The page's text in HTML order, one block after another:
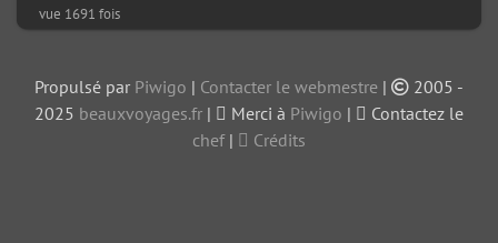
vue 1691 fois
Propulsé par Piwigo | Contacter le webmestre |
2005 -
2025 beauxvoyages.fr | Merci à Piwigo |
Contactez le
chef| Crédits